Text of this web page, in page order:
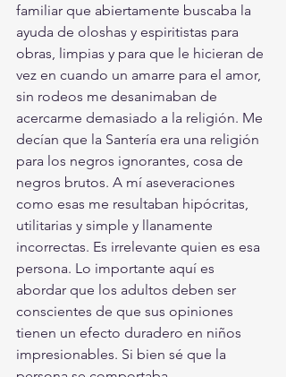
familiar que abiertamente buscaba la
ayuda de oloshas y espiritistas para
obras, limpias y para que le hicieran de
vez en cuando un amarre para el amor,
sin rodeos me desanimaban de
acercarme demasiado a la religión. Me
decían que la Santería era una religión
para los negros ignorantes, cosa de
negros brutos. A mí aseveraciones
como esas me resultaban hipócritas,
utilitarias y simple y llanamente
incorrectas. Es irrelevante quien es esa
persona. Lo importante aquí es
abordar que los adultos deben ser
conscientes de que sus opiniones
tienen un efecto duradero en niños
impresionables. Si bien sé que la